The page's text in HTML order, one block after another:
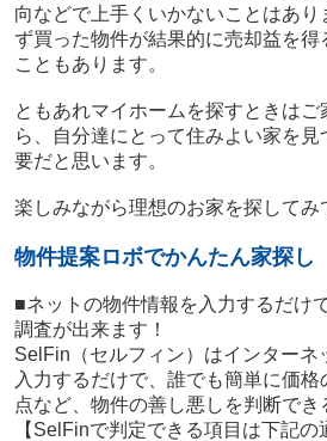
向などで上手くいかないことはあり
ず買った物件が結果的に売却益を得
こともあります。
ともあれマイホームを探すときは
ら、自分達にとって住みよい家を
要だと思います。
楽しみながら理想のお家を探してみ
物件提案ロボでかんたん家探し
■ネットの物件情報を入力するだけ
調査が出来ます！
SelFin（セルフィン）はインターネ
入力するだけで、誰でも簡単に価
点など、物件の善し悪しを判断でき
【SelFinで判定できる項目は下記の